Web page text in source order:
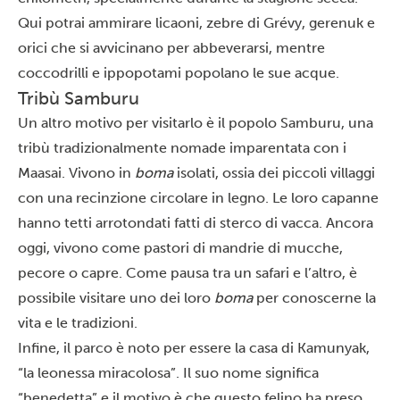
Qui potrai ammirare licaoni, zebre di Grévy, gerenuk e
orici che si avvicinano per abbeverarsi, mentre
coccodrilli e ippopotami popolano le sue acque.
Tribù Samburu
Un altro motivo per visitarlo è il popolo Samburu, una
tribù tradizionalmente nomade imparentata con i
Maasai. Vivono in bomaisolati, ossia dei piccoli villaggi
con una recinzione circolare in legno. Le loro capanne
hanno tetti arrotondati fatti di sterco di vacca. Ancora
oggi, vivono come pastori di mandrie di mucche,
pecore o capre. Come pausa tra un safari e l’altro, è
possibile visitare uno dei loro bomaper conoscerne la
vita e le tradizioni.
Infine, il parco è noto per essere la casa di Kamunyak,
“la leonessa miracolosa”. Il suo nome significa